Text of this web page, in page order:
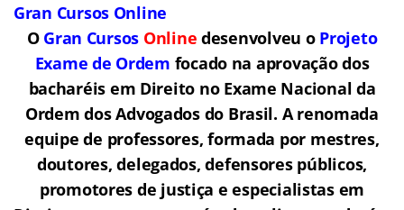
Gran Cursos Online
O Gran Cursos Online desenvolveu o Projeto
Exame de Ordem focado na aprovação dos
bacharéis em Direito no Exame Nacional da
Ordem dos Advogados do Brasil. A renomada
equipe de professores, formada por mestres,
doutores, delegados, defensores públicos,
promotores de justiça e especialistas em